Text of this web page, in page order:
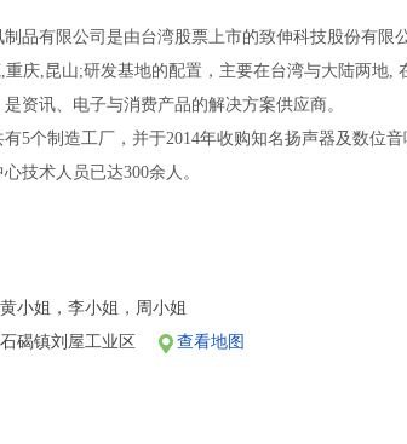
有限公司是由台湾股票上市的致伸科技股份有限
重庆,昆山;研发基地的配置，主要在台湾与大陆两地
资讯、电子与消费产品的解决方案供应商。
5个制造工厂，并于2014年收购知名扬声器及数位
技术人员已达300余人。
﹐即锁定3C产品的专业领域﹐并拟定资本大众化
：影像产品：摄像头模组、扫描器、印表机和多功
以及护贝机等；通讯配件：蓝牙耳机、MP3零件等
小姐，李小姐，周小姐
碣镇刘屋工业区 查看地图